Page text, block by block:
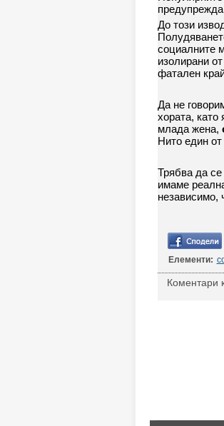
До този
социалните
изолирани
фатален
Да не
хората,
млада жена,
Нито един
Трябва да
имаме
независимо,
Елементи:
Коментари